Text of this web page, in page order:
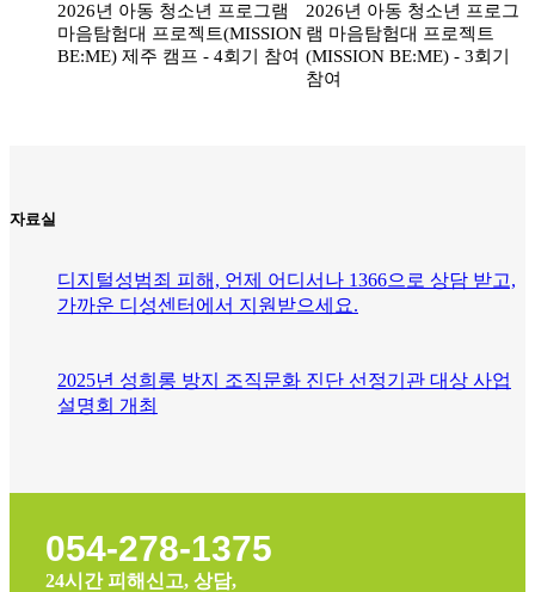
2026년 아동 청소년 프로그램
마음탐험대 프로젝트(MISSION
BE:ME) 제주 캠프 - 4회기 참여
2026년 아동 청소년 프로그
램 마음탐험대 프로젝트
(MISSION BE:ME) - 3회기
참여
자료실
디지털성범죄 피해, 언제 어디서나 1366으로 상담 받고,
가까운 디성센터에서 지원받으세요.
2025년 성희롱 방지 조직문화 진단 선정기관 대상 사업
설명회 개최
054-278-1375
24시간 피해신고, 상담,